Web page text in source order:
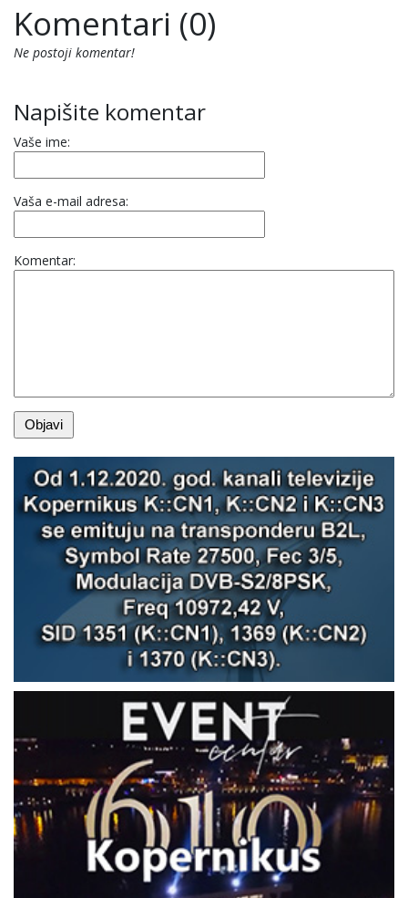
Komentari (0)
Ne postoji komentar!
Napišite komentar
Vaše ime:
Vaša e-mail adresa:
Komentar: